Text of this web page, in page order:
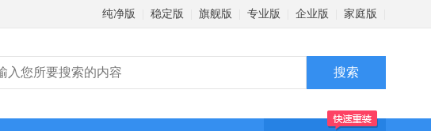
纯净版 稳定版 旗舰版 专业版 企业版 家庭版